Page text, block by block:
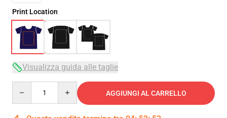
Print Location
Visualizza guida alle taglie
AGGIUNGI AL CARRELLO